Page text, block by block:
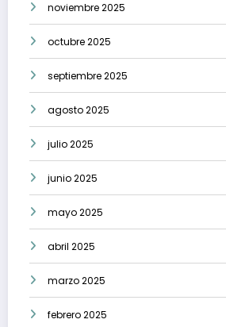
noviembre 2025
octubre 2025
septiembre 2025
agosto 2025
julio 2025
junio 2025
mayo 2025
abril 2025
marzo 2025
febrero 2025